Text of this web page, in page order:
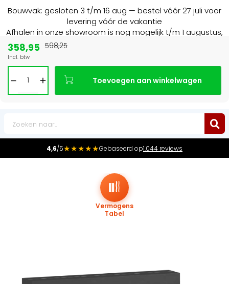
Bouwvak: gesloten 3 t/m 16 aug — bestel vóór 27 juli voor
levering vóór de vakantie
Afhalen in onze showroom is nog mogelijk t/m 1 augustus,
4,6/5★★★★★Gebaseerd op1.044 reviews
Vermogens
Tabel
358,95
Incl. btw
598,25
Toevoegen aan winkelwagen